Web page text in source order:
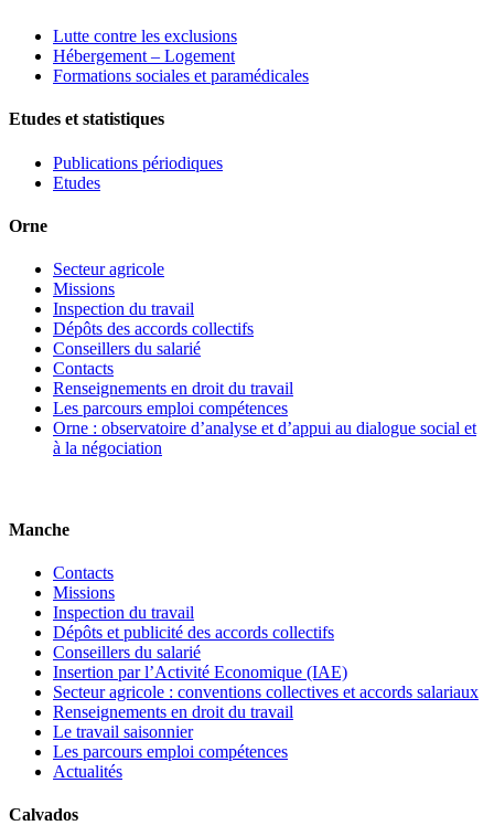
Lutte contre les exclusions
Hébergement – Logement
Formations sociales et paramédicales
Etudes et statistiques
Publications périodiques
Etudes
Orne
Secteur agricole
Missions
Inspection du travail
Dépôts des accords collectifs
Conseillers du salarié
Contacts
Renseignements en droit du travail
Les parcours emploi compétences
Orne : observatoire d’analyse et d’appui au dialogue social et
à la négociation
Manche
Contacts
Missions
Inspection du travail
Dépôts et publicité des accords collectifs
Conseillers du salarié
Insertion par l’Activité Economique (IAE)
Secteur agricole : conventions collectives et accords salariaux
Renseignements en droit du travail
Le travail saisonnier
Les parcours emploi compétences
Actualités
Calvados